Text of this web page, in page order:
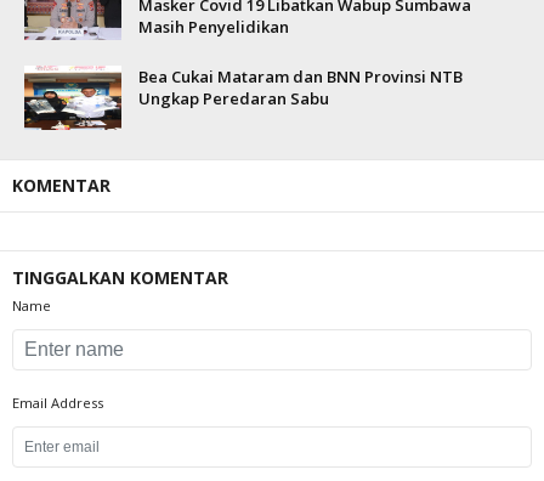
Masker Covid 19 Libatkan Wabup Sumbawa
Masih Penyelidikan
Bea Cukai Mataram dan BNN Provinsi NTB
Ungkap Peredaran Sabu
KOMENTAR
TINGGALKAN KOMENTAR
Name
Email Address